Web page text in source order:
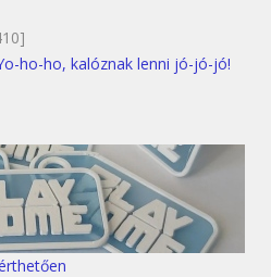
ho-ho, kalóznak lenni jó-jó-jó!